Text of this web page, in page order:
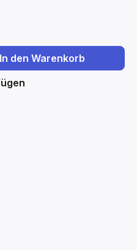
den gewünschten
In den Warenkorb